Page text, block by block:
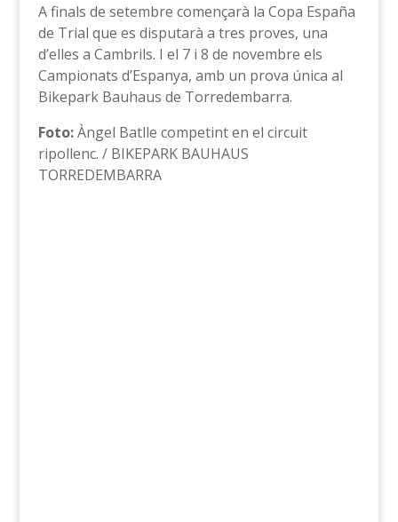
A finals de setembre començarà la Copa España
de Trial que es disputarà a tres proves, una
d’elles a Cambrils. I el 7 i 8 de novembre els
Campionats d’Espanya, amb un prova única al
Bikepark Bauhaus de Torredembarra.
Foto:Àngel Batlle competint en el circuit
ripollenc. / BIKEPARK BAUHAUS
TORREDEMBARRA